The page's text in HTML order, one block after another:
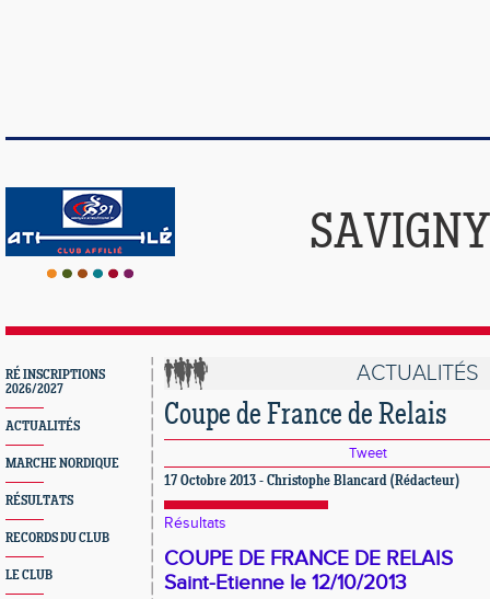
RÉ INSCRIPTIONS
2026/2027
ACTUALITÉS
MARCHE NORDIQUE
RÉSULTATS
RECORDS DU CLUB
LE CLUB
ACTUALITÉS
Coupe de France de Relais
Tweet
17 Octobre 2013 - Christophe Blancard (Rédacteur)
Résultats
COUPE DE FRANCE DE RELAIS
Saint-Etienne le 12/10/2013